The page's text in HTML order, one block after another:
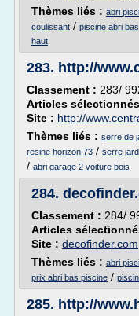
Thèmes liés : abri
coulissant / piscine abri bas
haut
283. http://
Classement : 283/
Articles
Site : http://
Thèmes liés : serre de
resine horizon 73 / serre
/ abri garage 2 voiture bois
284.
Classement : 284/
Articles
Site : decofinder.com
Thèmes liés : abri
prix abri bas piscine /
285. http://